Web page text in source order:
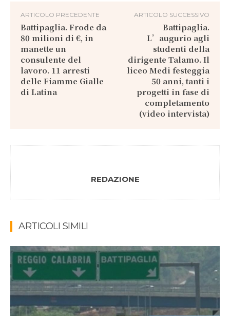
ARTICOLO PRECEDENTE
Battipaglia. Frode da
80 milioni di €, in
manette un
consulente del
lavoro. 11 arresti
delle Fiamme Gialle
di Latina
ARTICOLO SUCCESSIVO
Battipaglia.
L’augurio agli
studenti della
dirigente Talamo. Il
liceo Medi festeggia
50 anni, tanti i
progetti in fase di
completamento
(video intervista)
REDAZIONE
ARTICOLI SIMILI